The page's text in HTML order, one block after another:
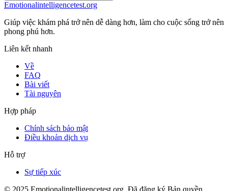
Emotionalintelligencetest.org
Giúp việc khám phá trở nên dễ dàng hơn, làm cho cuộc sống trở nên
phong phú hơn.
Liên kết nhanh
Về
FAQ
Bài viết
Tài nguyên
Hợp pháp
Chính sách bảo mật
Điều khoản dịch vụ
Hỗ trợ
Sự tiếp xúc
© 2025 Emotionalintelligencetest.org. Đã đăng ký Bản quyền.